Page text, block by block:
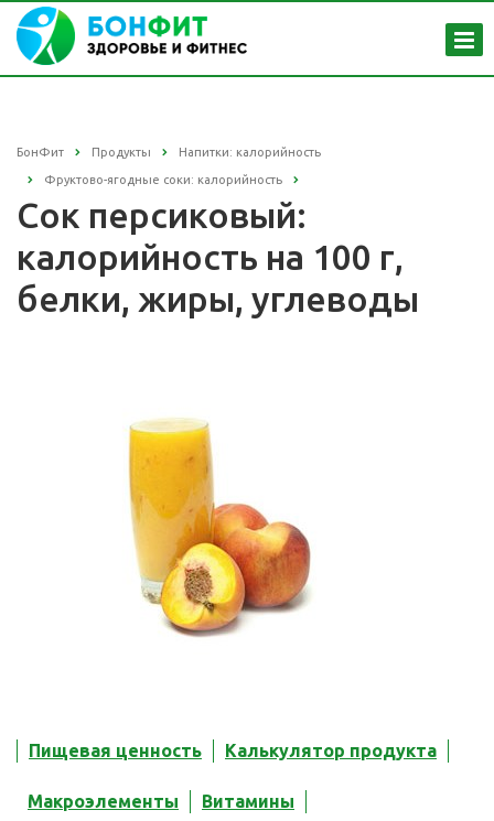
БонФит Продукты Напитки: калорийность
Фруктово-ягодные соки: калорийность
Сок персиковый:
калорийность на 100 г,
белки, жиры, углеводы
Пищевая ценность Калькулятор продукта
Макроэлементы Витамины